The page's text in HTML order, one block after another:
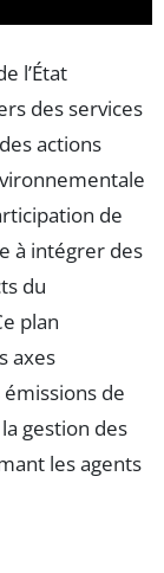
l’État
des services
actions
de
à intégrer des
du
plan
axes
de
gestion des
les agents